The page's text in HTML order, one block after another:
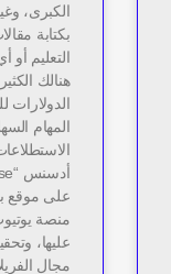
الكبرى،
بكتابة
التعليم
هنالك
الدولارات
المهام
على موقع
منصة
عليها،
مجال